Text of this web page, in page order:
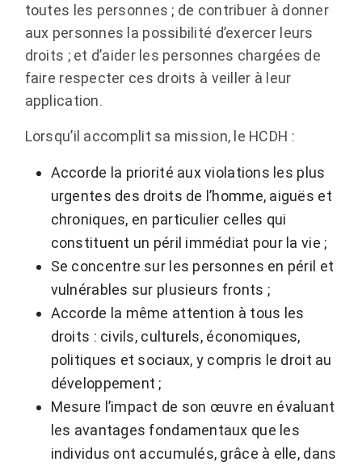
toutes les personnes ; de contribuer à donner
aux personnes la possibilité d’exercer leurs
droits ; et d’aider les personnes chargées de
faire respecter ces droits à veiller à leur
application.
Lorsqu’il accomplit sa mission, le HCDH :
Accorde la priorité aux violations les plus
urgentes des droits de l’homme, aiguës et
chroniques, en particulier celles qui
constituent un péril immédiat pour la vie ;
Se concentre sur les personnes en péril et
vulnérables sur plusieurs fronts ;
Accorde la même attention à tous les
droits : civils, culturels, économiques,
politiques et sociaux, y compris le droit au
développement ;
Mesure l’impact de son œuvre en évaluant
les avantages fondamentaux que les
individus ont accumulés, grâce à elle, dans